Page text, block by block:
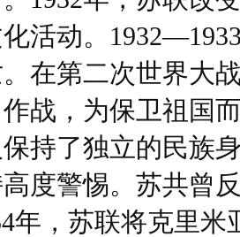
活动。
在第二次世界大
战，为保卫祖国
持了独立的民族
度警惕。苏共曾
年，苏联将克里